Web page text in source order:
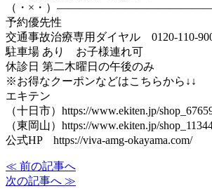
（・×・）
予約優先性
交通事故治療専用ダイヤル 0120-110-
駐車場 あり お子様連れ可
休診日 第二木曜日の午後のみ
※お得なクーポンなどはこちらから↓↓
エキテン
（十日市）https://www.ekiten.jp/
（東岡山）https://www.ekiten.jp/
公式HP https://viva-amg-okayama.com/
≪ 前の記事へ
次の記事へ ≫